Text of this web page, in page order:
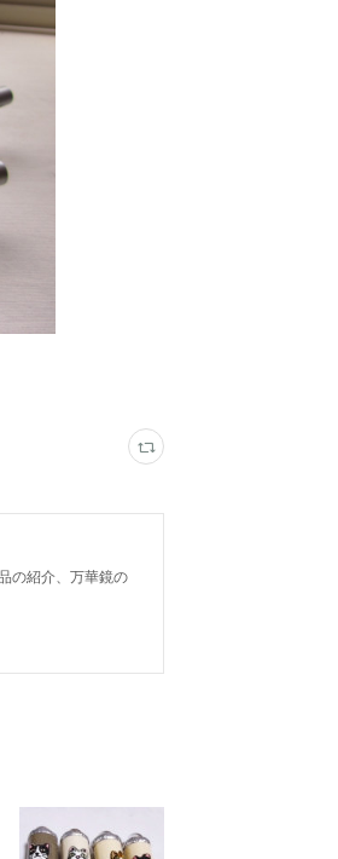
の紹介、万華鏡の